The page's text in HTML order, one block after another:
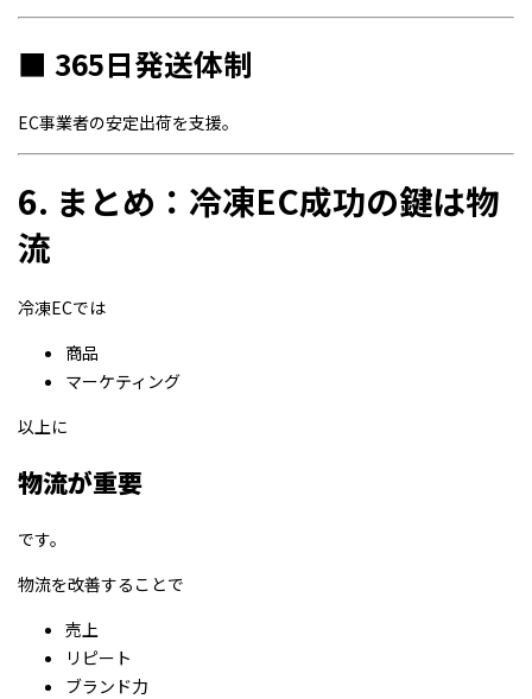
■ 365日発送体制
EC事業者の安定出荷を支援。
6. まとめ：冷凍EC成功の鍵は物
流
冷凍ECでは
商品
マーケティング
以上に
物流が重要
です。
物流を改善することで
売上
リピート
ブランド力